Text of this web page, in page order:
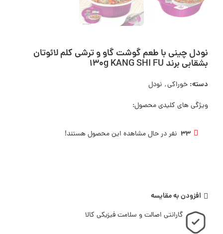
نودل چینی با طعم گوشت گاو و ترشی کلم لائوتان
بشقابی برند 130g KANG SHI FU
دسته: خوراکی, نودل
ویژگی های کلیدی محصول:
33 نفر در حال مشاهده این محصول هستند!
افزودن به مقایسه
گارانتی اصالت و سلامت فیزیکی کالا